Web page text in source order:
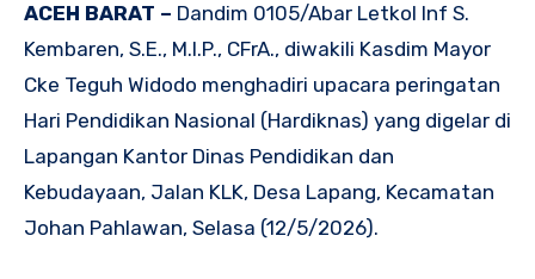
ACEH BARAT – Dandim 0105/Abar Letkol Inf S.
Kembaren, S.E., M.I.P., CFrA., diwakili Kasdim Mayor
Cke Teguh Widodo menghadiri upacara peringatan
Hari Pendidikan Nasional (Hardiknas) yang digelar di
Lapangan Kantor Dinas Pendidikan dan
Kebudayaan, Jalan KLK, Desa Lapang, Kecamatan
Johan Pahlawan, Selasa (12/5/2026).